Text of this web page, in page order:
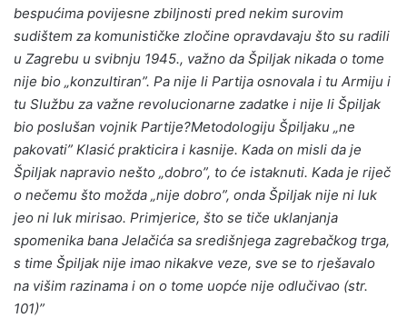
bespućima povijesne zbiljnosti pred nekim surovim
sudištem za komunističke zločine opravdavaju što su radili
u Zagrebu u svibnju 1945., važno da Špiljak nikada o tome
nije bio „konzultiran”. Pa nije li Partija osnovala i tu Armiju i
tu Službu za važne revolucionarne zadatke i nije li Špiljak
bio poslušan vojnik Partije?Metodologiju Špiljaku „ne
pakovati” Klasić prakticira i kasnije. Kada on misli da je
Špiljak napravio nešto „dobro”, to će istaknuti. Kada je riječ
o nečemu što možda „nije dobro”, onda Špiljak nije ni luk
jeo ni luk mirisao. Primjerice, što se tiče uklanjanja
spomenika bana Jelačića sa središnjega zagrebačkog trga,
s time Špiljak nije imao nikakve veze, sve se to rješavalo
na višim razinama i on o tome uopće nije odlučivao (str.
101)”